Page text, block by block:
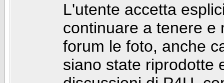
L'utente accetta
continuare a tenere e
forum le foto, anche
siano state riprodotte